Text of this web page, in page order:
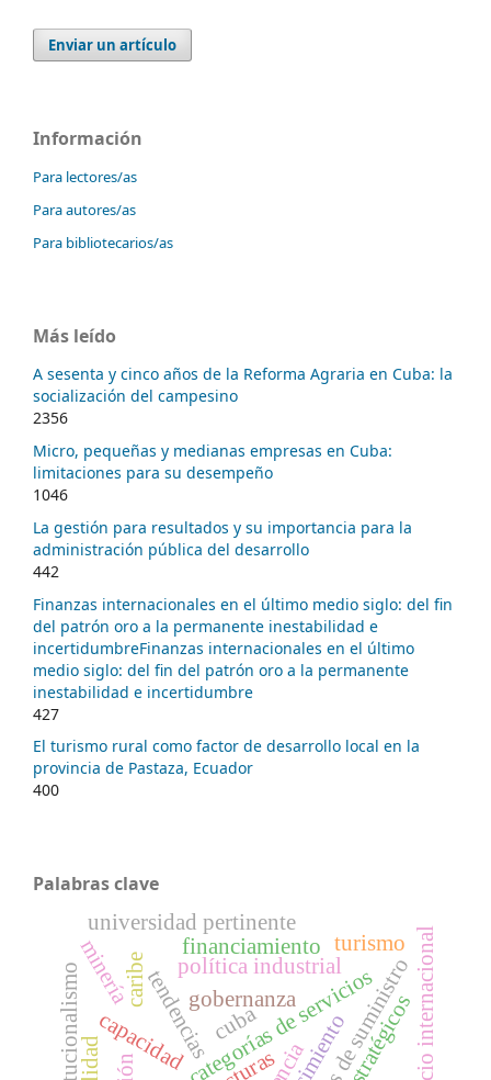
Enviar un artículo
Información
Para lectores/as
Para autores/as
Para bibliotecarios/as
Más leído
A sesenta y cinco años de la Reforma Agraria en Cuba: la
socialización del campesino
2356
Micro, pequeñas y medianas empresas en Cuba:
limitaciones para su desempeño
1046
La gestión para resultados y su importancia para la
administración pública del desarrollo
442
Finanzas internacionales en el último medio siglo: del fin
del patrón oro a la permanente inestabilidad e
incertidumbreFinanzas internacionales en el último
medio siglo: del fin del patrón oro a la permanente
inestabilidad e incertidumbre
427
El turismo rural como factor de desarrollo local en la
provincia de Pastaza, Ecuador
400
Palabras clave
categorías de servicios
tendenciaspolítica industrial
capacidad
gobernanza
financiamiento
universidad pertinente
comercio internacional
caribe
minería turismo
cuba